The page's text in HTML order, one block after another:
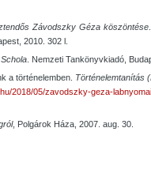
Závodszky Géza köszöntése
2010. 302 l.
. Nemzeti Tankönyvkiadó,
a történelemben. Történelemtanítás
2018/05/zavodszky-geza-
, Polgárok Háza, 2007. aug. 30.